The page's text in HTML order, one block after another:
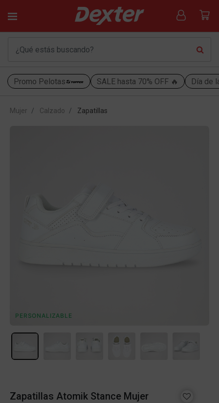
Promo Pelotas SALE hasta 70% OFF 🔥 Día de
Mujer Calzado Zapatillas
PERSONALIZABLE
Zapatillas Atomik Stance Mujer